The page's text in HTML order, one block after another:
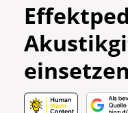
einsetzen